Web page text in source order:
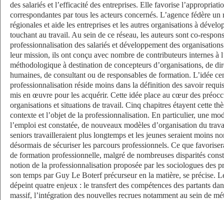
des salariés et l’efficacité des entreprises. Elle favorise
correspondantes par tous les acteurs concernés. L’agence fédère un
régionales et aide les entreprises et les autres organisations à
touchant au travail. Au sein de ce réseau, les auteurs sont co-
professionnalisation des salariés et développement des
leur mission, ils ont conçu avec nombre de contributeurs internes
méthodologique à destination de concepteurs d’organisations, de
humaines, de consultant ou de responsables de formation. L’idée
professionnalisation réside moins dans la définition des savoir
mis en œuvre pour les acquérir. Cette idée place au cœur des
organisations et situations de travail. Cinq chapitres étayent cette
contexte et l’objet de la professionnalisation. En particulier, une
l’emploi est constatée, de nouveaux modèles d’organisation du
seniors travailleraient plus longtemps et les jeunes seraient moins
désormais de sécuriser les parcours professionnels. Ce que
de formation professionnelle, malgré de nombreuses disparités
notion de la professionnalisation proposée par les sociologues des
son temps par Guy Le Boterf précurseur en la matière, se précise.
dépeint quatre enjeux : le transfert des compétences des partants
massif, l’intégration des nouvelles recrues notamment au sein de